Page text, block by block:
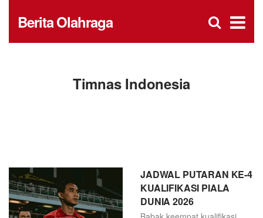
×
Berita Olahraga
Open
Timnas Indonesia
JADWAL PUTARAN KE-4
KUALIFIKASI PIALA
DUNIA 2026